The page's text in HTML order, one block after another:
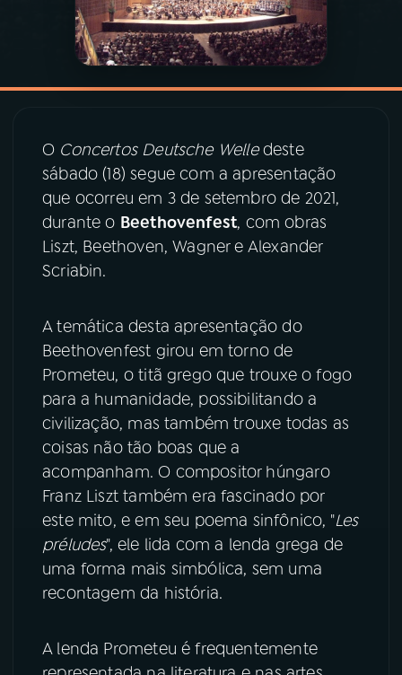
VIDEOCASTS
08PRÊMIO RÁDIO MEC
ACOMPANHE A RÁDIO MEC
YouTube
TikTok
O Concertos Deutsche Welledeste
sábado (18) segue com a apresentação
que ocorreu em 3 de setembro de 2021,
durante o Beethovenfest, com obras
Liszt, Beethoven, Wagner e Alexander
Scriabin.
A temática desta apresentação do
Beethovenfest girou em torno de
Prometeu, o titã grego que trouxe o fogo
para a humanidade, possibilitando a
civilização, mas também trouxe todas as
coisas não tão boas que a
acompanham. O compositor húngaro
Franz Liszt também era fascinado por
este mito, e em seu poema sinfônico, "Les
préludes", ele lida com a lenda grega de
uma forma mais simbólica, sem uma
recontagem da história.
A lenda Prometeu é frequentemente